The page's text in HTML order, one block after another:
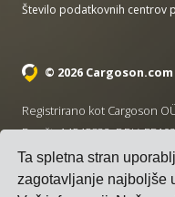
Ta spletna stran
zagotavljanje najboljše
Število podatkovnih centrov
© 2026 Cargoson.com
Registrirano kot Cargoson
Reg št: 14545832. DDV:
Sedež: Pärnu mnt. 141,
+372 5555 0028
·